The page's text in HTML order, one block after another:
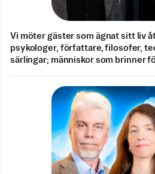
Vi möter gäster som ägnat sitt liv
psykologer, författare, filosofer,
särlingar; människor som brinner